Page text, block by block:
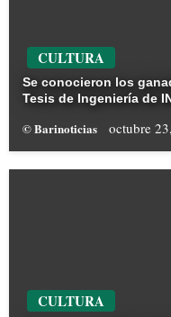
CULTURA
Se conocieron los
Tesis de Ingeniería de
© Barinoticias octubre
CULTURA